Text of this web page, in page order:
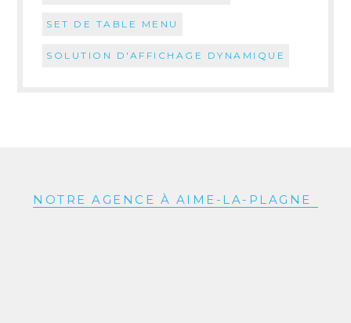
SET DE TABLE MENU
SOLUTION D'AFFICHAGE DYNAMIQUE
NOTRE AGENCE À AIME-LA-PLAGNE